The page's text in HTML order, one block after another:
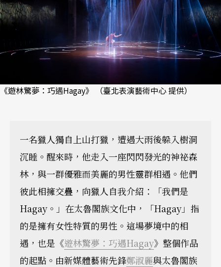
《遊林驚夢：巧遇Hagay》 （臺北表演藝術中心 提供）
一名獵人獨自上山打獵，遭遇大雨後躲入樹洞
沉睡。醒來時，他走入一座閃閃發光的神祕森
林，與一群優雅而美麗的男性靈群相遇。他們
彼此相擁交疊，向獵人自我介紹：「我們是
Hagay。」在太魯閣族文化中，「Hagay」指
的是擁有女性特質的男性。這場夢境中的相
遇，也是《遊林驚夢：巧遇Hagay》整個作品
的起點。由新媒體藝術先鋒鄭淑麗與太魯閣族